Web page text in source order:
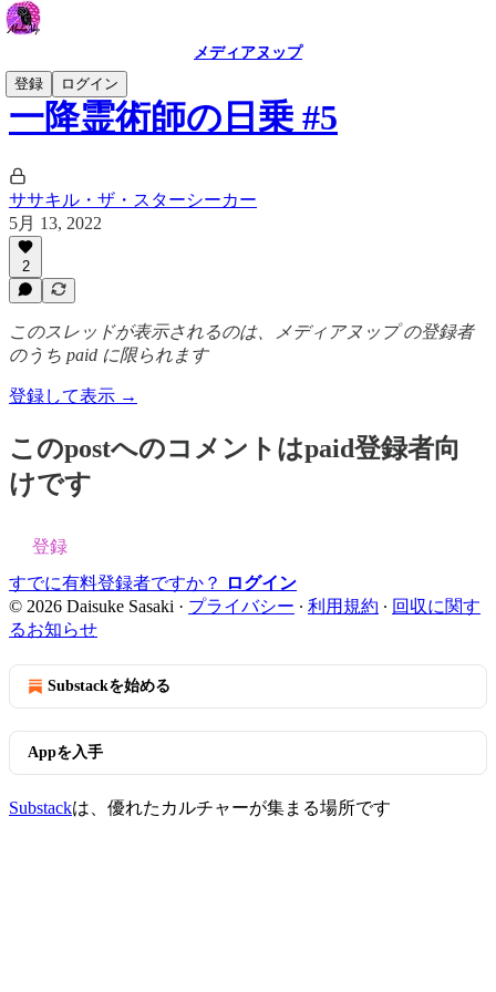
メディアヌップ
登録
ログイン
一降霊術師の日乗 #5
ササキル・ザ・スターシーカー
5月 13, 2022
2
このスレッドが表示されるのは、メディアヌップ の登録者
のうち paid に限られます
登録して表示 →
このpostへのコメントはpaid登録者向
けです
登録
すでに有料登録者ですか？
ログイン
© 2026 Daisuke Sasaki · プライバシー ∙ 利用規約 ∙ 回収に関す
るお知らせ
Substackを始める
Appを入手
Substackは、優れたカルチャーが集まる場所です